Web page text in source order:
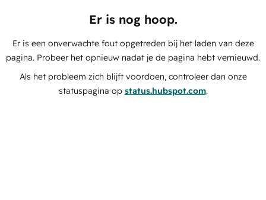
Er is nog hoop.
Er is een onverwachte fout opgetreden bij het laden van deze
pagina. Probeer het opnieuw nadat je de pagina hebt vernieuwd.
Als het probleem zich blijft voordoen, controleer dan onze
statuspagina op status.hubspot.com.